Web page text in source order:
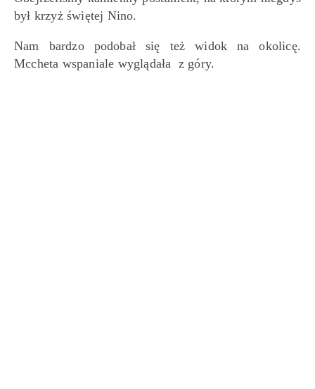
był krzyż świętej Nino.
Nam bardzo podobał się też widok na okolicę.
Mccheta wspaniale wyglądała z góry.